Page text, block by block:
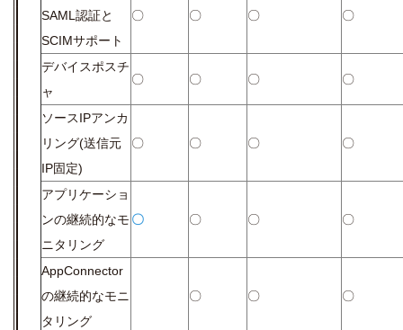
SAML認証と
SCIMサポート
〇 〇 〇 〇
デバイスポスチ
ャ
〇 〇 〇 〇
ソースIPアンカ
リング(送信元
IP固定)
〇 〇 〇 〇
アプリケーショ
ンの継続的なモ
ニタリング
〇 〇 〇 〇
AppConnector
の継続的なモニ
タリング
〇 〇 〇